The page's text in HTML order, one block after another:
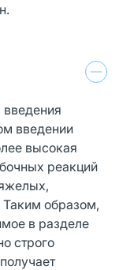
введения
введении
высокая
реакций
Таким образом,
в разделе
строго